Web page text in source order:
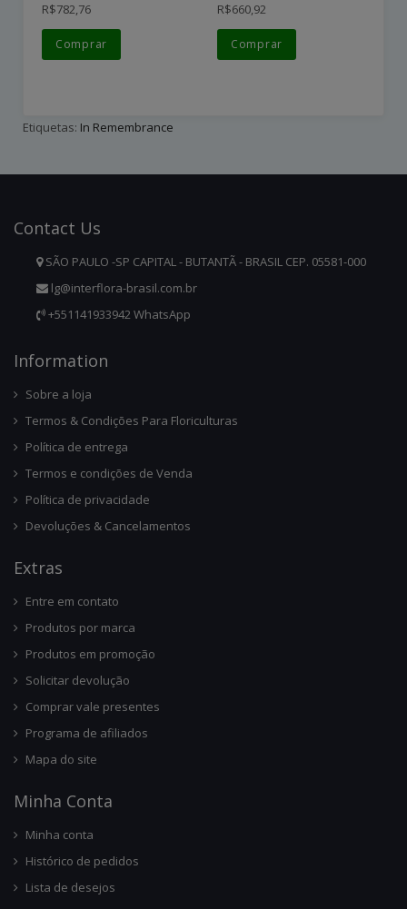
R$782,76
Comprar
R$660,92
Comprar
Etiquetas: In Remembrance
Contact Us
SÃO PAULO -SP CAPITAL - BUTANTÃ - BRASIL CEP. 05581-000
lg@interflora-brasil.com.br
+551141933942 WhatsApp
InforMation
Sobre a loja
Termos & Condições Para Floriculturas
Política de entrega
Termos e condições de Venda
Política de privacidade
Devoluções & Cancelamentos
ExtRas
Entre em contato
Produtos por marca
Produtos em promoção
Solicitar devolução
Comprar vale presentes
Programa de afiliados
Mapa do site
Minha Conta
Minha conta
Histórico de pedidos
Lista de desejos